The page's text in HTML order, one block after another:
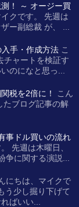
！ ～ オージー買
クです。 先週は
ー副総裁 が、 ...
入手・作成方法 こ
チャートを検証す
のになと思っ...
税を2倍に！
こん
たブログ記事の解
事ドル買いの流れ
先週は木曜日、
に関する演説...
にちは、マイクで
う少し掘り下げて
ばいい...